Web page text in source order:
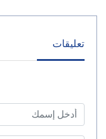
تعليقات